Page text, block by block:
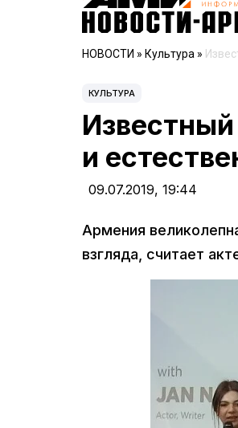
НОВОСТИ » Культура »
КУЛЬТУРА
и
09.07.2019, 19:44
Армения
взгляда, считает